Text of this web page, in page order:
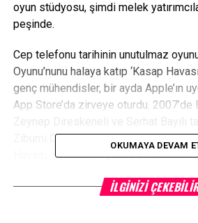
oyun stüdyosu, şimdi melek
peşinde.
Cep telefonu tarihinin unutulmaz oyunu
Oyunu’nunu halaya katıp ‘Kasap
genç mühendisler, bir ayda Apple’ın
App Store’da zirveye oturdu. 2007’de
Zibumi Oyun Geliştirme
Havası, sadece iki günde 20 binden
ortaklarından Elif Buğdaycıoğlu, ” App
OKUMAYA DEVAM
İLGINIZI